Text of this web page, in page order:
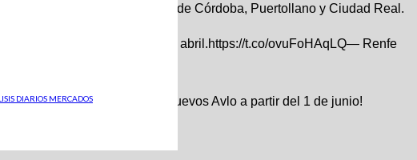
DIARIOS MERCADOS
Genil, Córdoba, Villanueva de Córdoba, Puertollano y Ciudad Real.
6pOOhB58dr desde el 12 de abril.https://t.co/ovuFoHAqLQ— Renfe
y app Código móvil 🔊 ¡Nuevos Avlo a partir del 1 de junio!